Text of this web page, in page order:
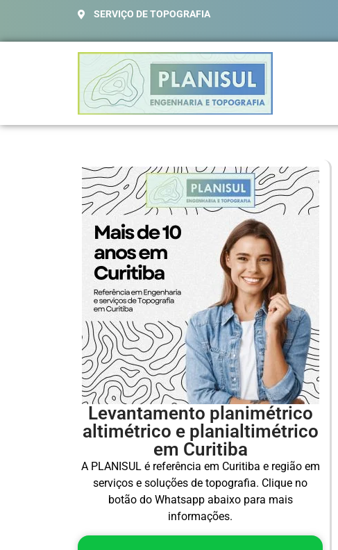
SERVIÇO DE TOPOGRAFIA
Levantamento planimétrico
altimétrico e planialtimétrico
em Curitiba
A PLANISUL é referência em Curitiba e região em
serviços e soluções de topografia. Clique no
botão do Whatsapp abaixo para mais
informações.